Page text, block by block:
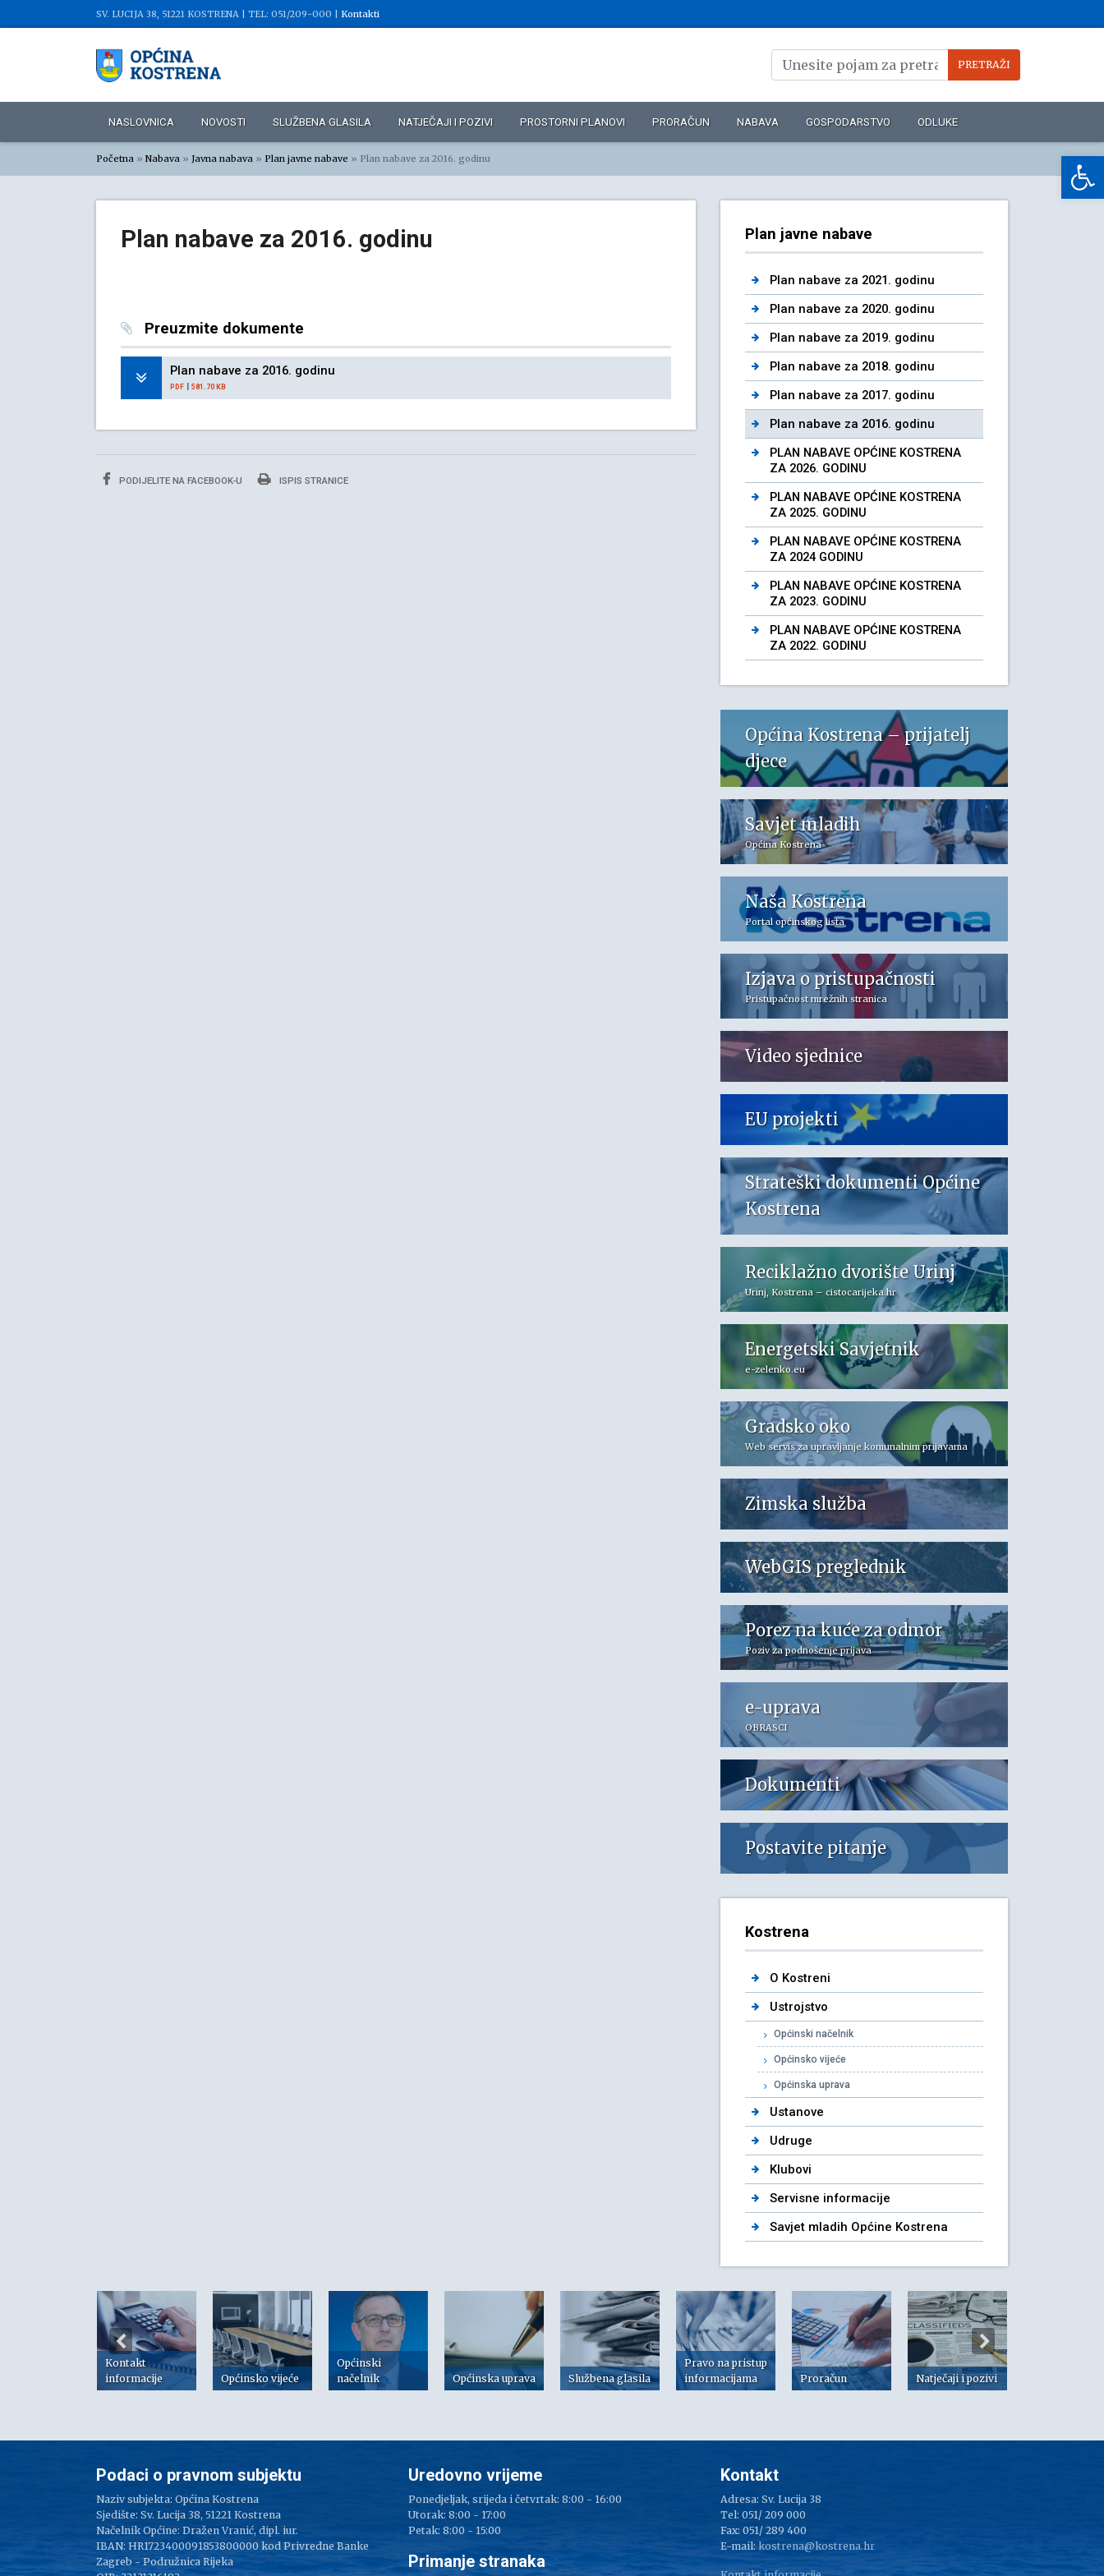
SV. LUCIJA 38, 51221 KOSTRENA | TEL: 051/209-000 | Kontakti
NASLOVNICA NOVOSTI SLUŽBENA GLASILA NATJEČAJI I POZIVI PROSTORNI PLANOVI PRORAČUN NABAVA GOSPODARSTVO ODLUKE
Početna » Nabava » Javna nabava » Plan javne nabave » Plan nabave za 2016. godinu
Plan nabave za 2016. godinu
Preuzmite dokumente
Plan nabave za 2016. godinu
PDF | 581.70 KB
PODIJELITE NA FACEBOOK-U ISPIS STRANICE
Plan javne nabave
Plan nabave za 2021. godinu
Plan nabave za 2020. godinu
Plan nabave za 2019. godinu
Plan nabave za 2018. godinu
Plan nabave za 2017. godinu
Plan nabave za 2016. godinu
PLAN NABAVE OPĆINE KOSTRENA
ZA 2026. GODINU
PLAN NABAVE OPĆINE KOSTRENA
ZA 2025. GODINU
PLAN NABAVE OPĆINE KOSTRENA
ZA 2024 GODINU
PLAN NABAVE OPĆINE KOSTRENA
ZA 2023. GODINU
PLAN NABAVE OPĆINE KOSTRENA
ZA 2022. GODINU
Općina Kostrena – prijatelj
djece
Savjet mladih
Općina Kostrena
Naša Kostrena
Portal općinskog lista
Izjava o pristupačnosti
Pristupačnost mrežnih stranica
Video sjednice
EU projekti
Strateški dokumenti Općine
Kostrena
Reciklažno dvorište Urinj
Urinj, Kostrena – cistocarijeka.hr
Energetski Savjetnik
e-zelenko.eu
Gradsko oko
Web servis za upravljanje komunalnim prijavama
Zimska služba
WebGIS preglednik
Porez na kuće za odmor
Poziv za podnošenje prijava
e-uprava
OBRASCI
Dokumenti
Postavite pitanje
Kostrena
O Kostreni
Ustrojstvo
Općinski načelnik
Općinsko vijeće
Općinska uprava
Ustanove
Udruge
Klubovi
Servisne informacije
Savjet mladih Općine Kostrena
Kontakt
informacije
Općinsko vijeće
Općinski
načelnik
Općinska uprava Službena glasila
Pravo na pristup
informacijama
Proračun Natječaji i pozivi
Podaci o pravnom subjektu
Naziv subjekta: Općina Kostrena
Sjedište: Sv. Lucija 38, 51221 Kostrena
Načelnik Općine: Dražen Vranić, dipl. iur.
IBAN: HR1723400091853800000 kod Privredne Banke
Zagreb - Podružnica Rijeka
Uredovno vrijeme
Ponedjeljak, srijeda i četvrtak: 8:00 - 16:00
Utorak: 8:00 - 17:00
Petak: 8:00 - 15:00
Primanje stranaka
Kontakt
Adresa: Sv. Lucija 38
Tel: 051/ 209 000
Fax: 051/ 289 400
E-mail: kostrena@kostrena.hr